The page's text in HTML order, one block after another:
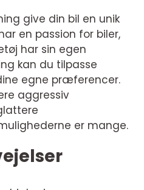
give din bil en unik
en passion for biler,
har sin egen
kan du tilpasse
egne præferencer.
aggressiv
er mange.